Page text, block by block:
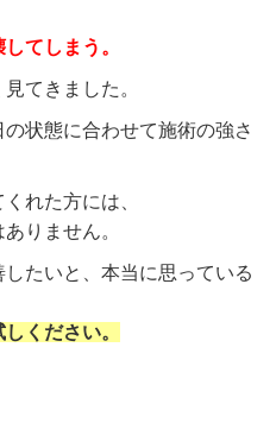
てしまう。
てきました。
状態に合わせて施術の強さ
れた方には、
りません。
たいと、本当に思っている
ください。